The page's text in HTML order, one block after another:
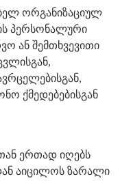
ორგანიზაციულ
პერსონალური
ან შემთხვევითი
ქმედებებისგან
ერთად იღებს
აიცილოს ზარალი